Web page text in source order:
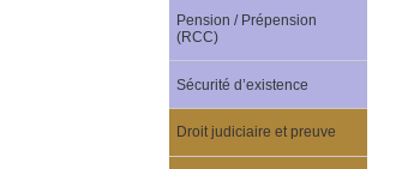
Pension / Prépension
(RCC)
Sécurité d’existence
Droit judiciaire et preuve